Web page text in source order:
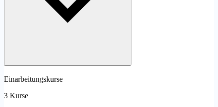
Einarbeitungskurse
3 Kurse